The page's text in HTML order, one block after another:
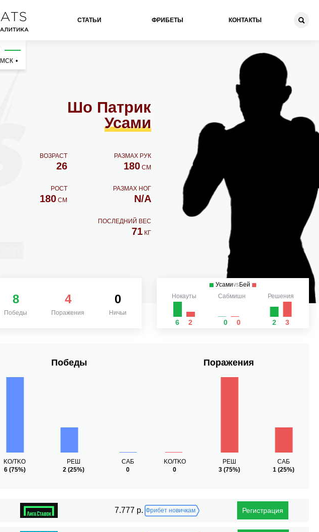
СТАТЬИ ФРИБЕТЫ КОНТАКТЫ
МСК •
Шо Патрик
Усами
ВОЗРАСТ
26
РАЗМАХ РУК
180СМ
РОСТ
180 СМ
РАЗМАХ НОГ
N/A
ПОСЛЕДНИЙ ВЕС
71КГ
8
Победы
4
Поражения
0
Ничьи
УсамиvsБей
Нокауты
6 2
Сабмишн
0 0
Решения
2 3
Победы
KO/TKO
6(75%)
РЕШ
2 (25%)
САБ
0
Поражения
KO/TKO
0
РЕШ
3(75%)
САБ
1(25%)
7.777 р. Фрибет новичкам Регистрация